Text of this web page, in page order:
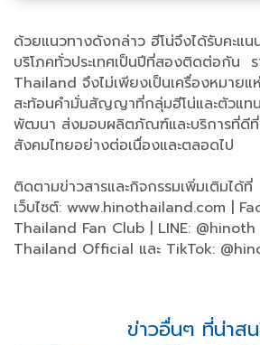
ด้วยแนวทางดังกล่าว ฮีโน่จึงได้รับคะแ
บริโภคทั่วประเทศเป็นปีที่สองติดต่อกัน
Thailand จึงไม่เพียงเป็นเครื่องหมายแ
สะท้อนคำมั่นสัญญาที่กลุ่มฮีโน่และตัวแทน
พัฒนา ส่งมอบผลิตภัณฑ์และบริการที่ดีที่
สังคมไทยอย่างต่อเนื่องและตลอดไป
ติดตามข่าวสารและกิจกรรมเพิ่มเติมได้ที่
เว็บไซต์: www.hinothailand.com |
Thailand Fan Club | LINE:
Thailand Official และ TikTok:
ข่าวอื่นๆ ที่น่าส